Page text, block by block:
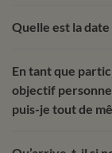
Quelle est la
En tant que
objectif
puis-je tout de